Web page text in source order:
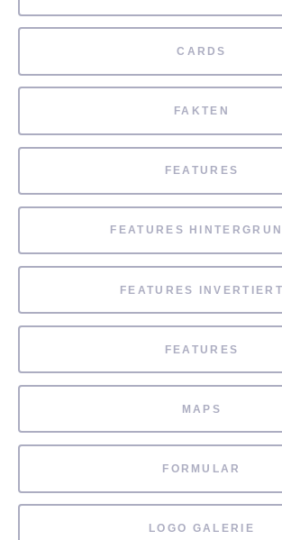
CARDS
FAKTEN
FEATURES
FEATURES
FEATURES INVERTIERT
FEATURES
MAPS
FORMULAR
LOGO GALERIE